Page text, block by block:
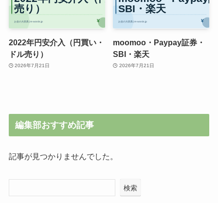
2022年円安介入（円買い・
ドル売り）
2026年7月21日
moomoo・Paypay証券・
SBI・楽天
2026年7月21日
編集部おすすめ記事
記事が見つかりませんでした。
検索